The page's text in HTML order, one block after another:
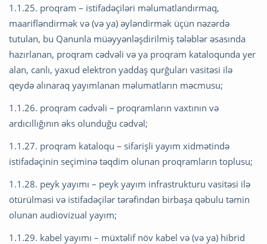
1.1.25. proqram – istifadəçiləri məlumatlandırmaq,
maarifləndirmək və (və ya) əyləndirmək üçün nəzərdə
tutulan, bu Qanunla müəyyənləşdirilmiş tələblər əsasında
hazırlanan, proqram cədvəli və ya proqram kataloqunda yer
alan, canlı, yaxud elektron yaddaş qurğuları vasitəsi ilə
qeydə alınaraq yayımlanan məlumatların məcmusu;
1.1.26. proqram cədvəli – proqramların vaxtının və
ardıcıllığının əks olunduğu cədvəl;
1.1.27. proqram kataloqu – sifarişli yayım xidmətində
istifadəçinin seçiminə təqdim olunan proqramların toplusu;
1.1.28. peyk yayımı – peyk yayım infrastrukturu vasitəsi ilə
ötürülməsi və istifadəçilər tərəfindən birbaşa qəbulu təmin
olunan audiovizual yayım;
1.1.29. kabel yayımı – müxtəlif növ kabel və (və ya) hibrid